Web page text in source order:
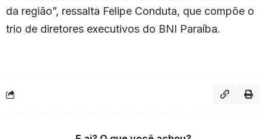
da região”, ressalta Felipe Conduta, que compõe o
trio de diretores executivos do BNI Paraíba.